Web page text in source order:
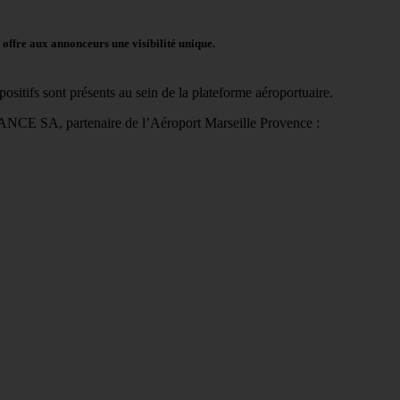
aux annonceurs une visibilité unique.
sont présents au sein de la plateforme aéroportuaire.
SA, partenaire de l’Aéroport Marseille Provence :